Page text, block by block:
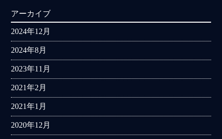
アーカイブ
2024年12月
2024年8月
2023年11月
2021年2月
2021年1月
2020年12月